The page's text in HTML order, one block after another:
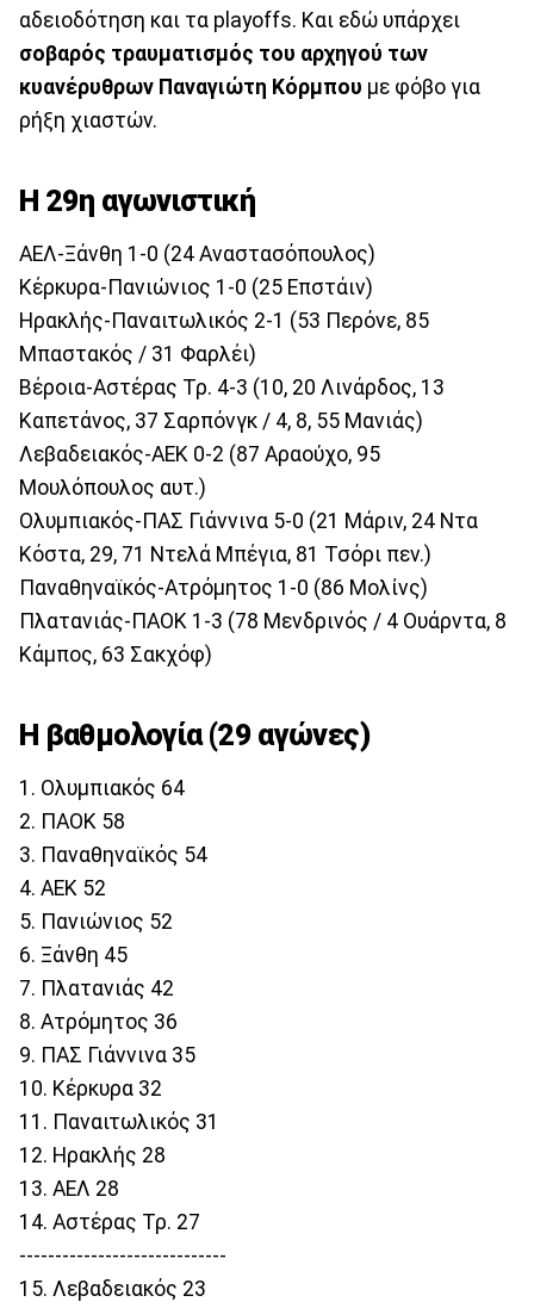
αδειοδότηση και τα playoffs. Και εδώ υπάρχει
σοβαρός τραυματισμός του αρχηγού των
κυανέρυθρων Παναγιώτη Κόρμπου με φόβο για
ρήξη χιαστών.
Η 29η αγωνιστική
ΑΕΛ-Ξάνθη 1-0 (24 Αναστασόπουλος)
Κέρκυρα-Πανιώνιος 1-0 (25 Επστάιν)
Ηρακλής-Παναιτωλικός 2-1 (53 Περόνε, 85
Μπαστακός / 31 Φαρλέι)
Βέροια-Αστέρας Τρ. 4-3 (10, 20 Λινάρδος, 13
Καπετάνος, 37 Σαρπόνγκ / 4, 8, 55 Μανιάς)
Λεβαδειακός-ΑΕΚ 0-2 (87 Αραούχο, 95
Μουλόπουλος αυτ.)
Ολυμπιακός-ΠΑΣ Γιάννινα 5-0 (21 Μάριν, 24 Ντα
Κόστα, 29, 71 Ντελά Μπέγια, 81 Τσόρι πεν.)
Παναθηναϊκός-Ατρόμητος 1-0 (86 Μολίνς)
Πλατανιάς-ΠΑΟΚ 1-3 (78 Μενδρινός / 4 Ουάρντα, 8
Κάμπος, 63 Σακχόφ)
Η βαθμολογία (29 αγώνες)
1. Ολυμπιακός 64
2. ΠΑΟΚ 58
3. Παναθηναϊκός 54
4. ΑΕΚ 52
5. Πανιώνιος 52
6. Ξάνθη 45
7. Πλατανιάς 42
8. Ατρόμητος 36
9. ΠΑΣ Γιάννινα 35
10. Κέρκυρα 32
11. Παναιτωλικός 31
12. Ηρακλής 28
13. ΑΕΛ 28
14. Αστέρας Τρ. 27
-----------------------------
15. Λεβαδειακός 23